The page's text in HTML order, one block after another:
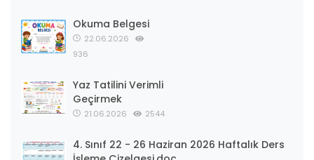
Okuma Belgesi
22.06.2026
936
Yaz Tatilini Verimli
Geçirmek
21.06.2026 2544
4. Sınıf 22 - 26 Haziran 2026 Haftalık Ders